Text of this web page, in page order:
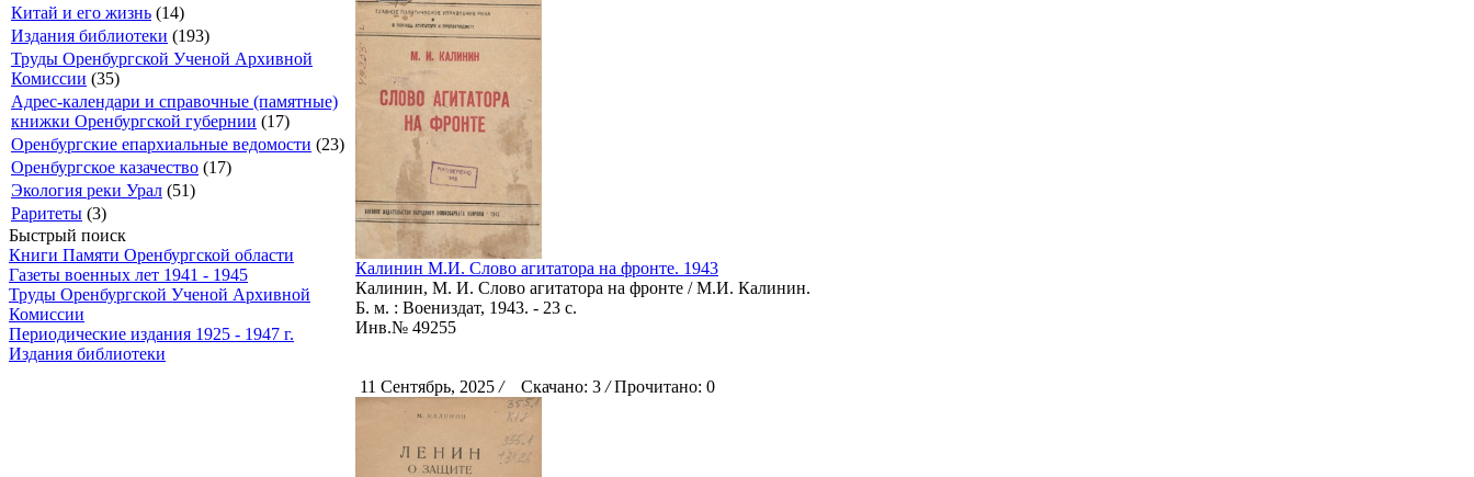
Китай и его жизнь (14)
Издания библиотеки (193)
Труды Оренбургской Ученой Архивной
Комиссии (35)
Адрес-календари и справочные (памятные)
книжки Оренбургской губернии (17)
Оренбургские епархиальные ведомости (23)
Оренбургское казачество (17)
Экология реки Урал (51)
Раритеты (3)
Быстрый поиск
Книги Памяти Оренбургской области
Газеты военных лет 1941 - 1945
Труды Оренбургской Ученой Архивной
Комиссии
Периодические издания 1925 - 1947 г.
Издания библиотеки
Калинин М.И. Слово агитатора на фронте. 1943
Калинин, М. И. Слово агитатора на фронте / М.И. Калинин.
Б. м. : Воениздат, 1943. - 23 с.
Инв.№ 49255
11 Сентябрь, 2025 /Скачано: 3 /Прочитано: 0